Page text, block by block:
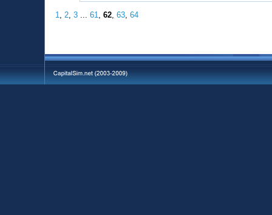
1 2 ,3 ...61 ,62 ,63 ,64